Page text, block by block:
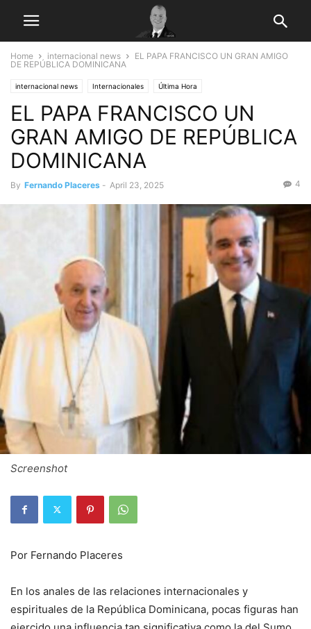
Home internacional news
EL PAPA FRANCISCO UN GRAN AMIGO
DE REPÚBLICA DOMINICANA
internacional news Internacionales Última Hora
EL PAPA FRANCISCO UN
GRAN AMIGO DE REPÚBLICA
DOMINICANA
By Fernando Placeres - April 23, 2025 4
Screenshot
Por Fernando Placeres
En los anales de las relaciones internacionales y
espirituales de la República Dominicana, pocas figuras han